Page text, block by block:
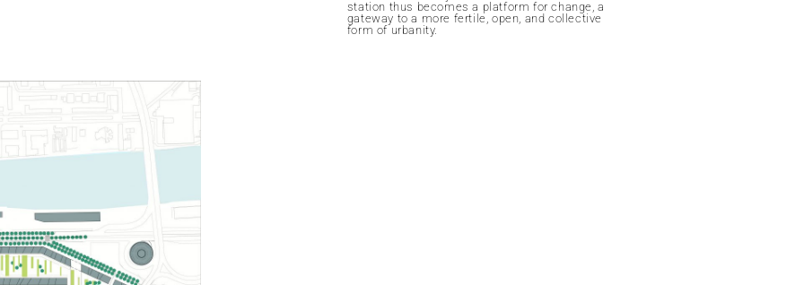
station thus becomes a platform for change, a
gateway to a more fertile, open, and collective
form of urbanity.